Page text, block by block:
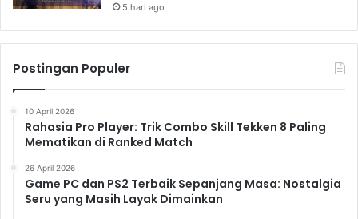
5 hari ago
Postingan Populer
10 April 2026
Rahasia Pro Player: Trik Combo Skill Tekken 8 Paling
Mematikan di Ranked Match
26 April 2026
Game PC dan PS2 Terbaik Sepanjang Masa: Nostalgia
Seru yang Masih Layak Dimainkan